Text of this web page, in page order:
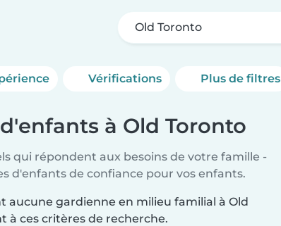
Old Toronto
Vérifications Plus de filtres
à Old Toronto
qui répondent aux besoins de votre famille -
d'enfants de confiance pour vos enfants.
aucune gardienne en milieu familial à Old
à ces critères de recherche.